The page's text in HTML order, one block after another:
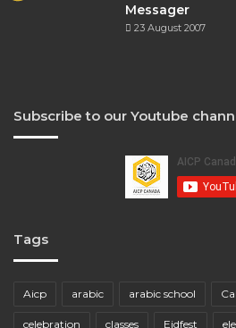
Messager
23 August 2007
Subscribe to our Youtube
Tags
Aicp arabic arabic school
celebration classes Eidfest